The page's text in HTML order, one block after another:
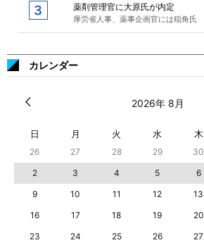
薬剤管理官に大原氏が内定
厚労省人事、薬事企画官には稲角氏
カレンダー
2026年 8月
日 月 火 水 木
26 27 28 29 30
2
3 4 5 6
9
10 11 12 13
16
17 18 19 20
23
24 25 26 27